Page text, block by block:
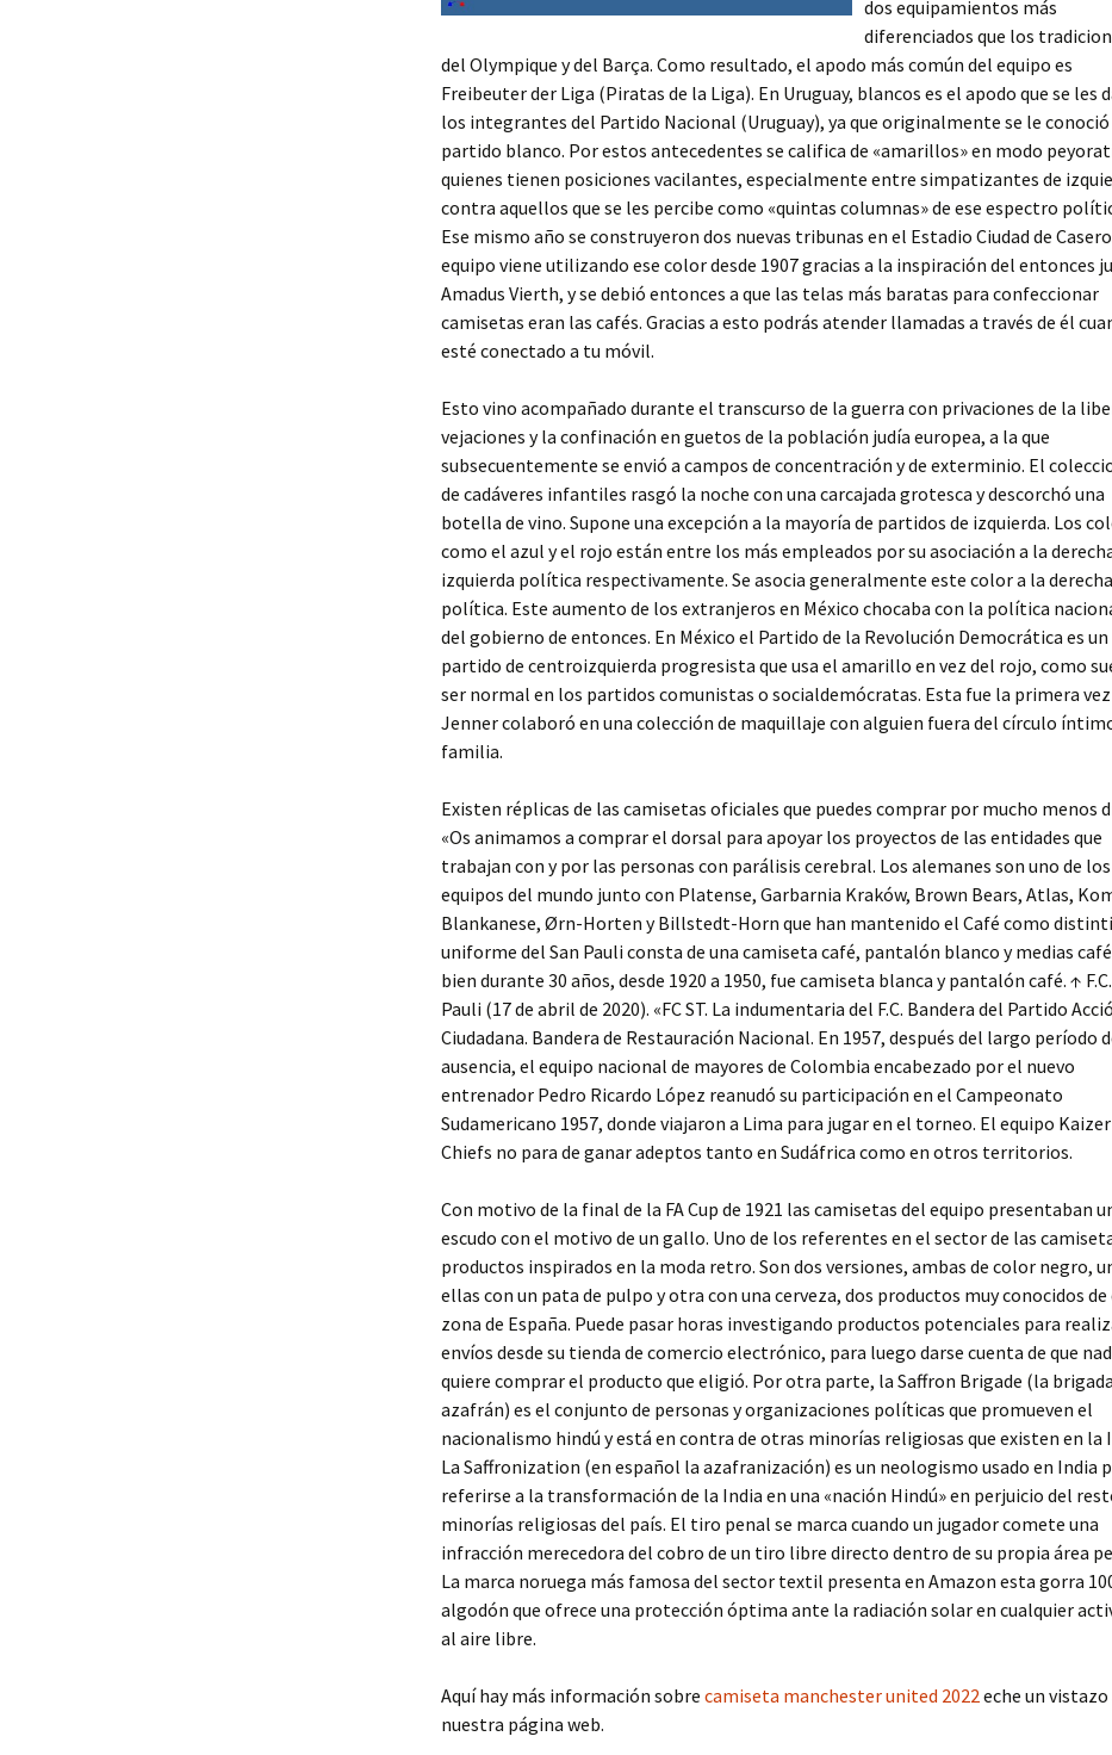
dos equipamientos más
diferenciados que los
del Olympique y del Barça. Como resultado, el apodo más común del equipo es
Freibeuter der Liga (Piratas de la Liga). En Uruguay, blancos es el apodo que se les
los integrantes del Partido Nacional (Uruguay), ya que originalmente se le
partido blanco. Por estos antecedentes se califica de «amarillos» en modo
quienes tienen posiciones vacilantes, especialmente entre simpatizantes de
contra aquellos que se les percibe como «quintas columnas» de ese espectro
Ese mismo año se construyeron dos nuevas tribunas en el Estadio Ciudad de
equipo viene utilizando ese color desde 1907 gracias a la inspiración del entonces
Amadus Vierth, y se debió entonces a que las telas más baratas para confeccionar
camisetas eran las cafés. Gracias a esto podrás atender llamadas a través de él
esté conectado a tu móvil.
Esto vino acompañado durante el transcurso de la guerra con privaciones de la
vejaciones y la confinación en guetos de la población judía europea, a la que
subsecuentemente se envió a campos de concentración y de exterminio. El
de cadáveres infantiles rasgó la noche con una carcajada grotesca y descorchó una
botella de vino. Supone una excepción a la mayoría de partidos de izquierda. Los
como el azul y el rojo están entre los más empleados por su asociación a la
izquierda política respectivamente. Se asocia generalmente este color a la derecha
política. Este aumento de los extranjeros en México chocaba con la política
del gobierno de entonces. En México el Partido de la Revolución Democrática es un
partido de centroizquierda progresista que usa el amarillo en vez del rojo, como
ser normal en los partidos comunistas o socialdemócratas. Esta fue la primera vez
Jenner colaboró en una colección de maquillaje con alguien fuera del círculo
familia.
Existen réplicas de las camisetas oficiales que puedes comprar por mucho menos
«Os animamos a comprar el dorsal para apoyar los proyectos de las entidades que
trabajan con y por las personas con parálisis cerebral. Los alemanes son uno de
equipos del mundo junto con Platense, Garbarnia Kraków, Brown Bears, Atlas,
Blankanese, Ørn-Horten y Billstedt-Horn que han mantenido el Café como
uniforme del San Pauli consta de una camiseta café, pantalón blanco y medias
bien durante 30 años, desde 1920 a 1950, fue camiseta blanca y pantalón café. ↑
Pauli (17 de abril de 2020). «FC ST. La indumentaria del F.C. Bandera del Partido
Ciudadana. Bandera de Restauración Nacional. En 1957, después del largo período
ausencia, el equipo nacional de mayores de Colombia encabezado por el nuevo
entrenador Pedro Ricardo López reanudó su participación en el Campeonato
Sudamericano 1957, donde viajaron a Lima para jugar en el torneo. El equipo Kaizer
Chiefs no para de ganar adeptos tanto en Sudáfrica como en otros territorios.
Con motivo de la final de la FA Cup de 1921 las camisetas del equipo presentaban
escudo con el motivo de un gallo. Uno de los referentes en el sector de las
productos inspirados en la moda retro. Son dos versiones, ambas de color negro,
ellas con un pata de pulpo y otra con una cerveza, dos productos muy conocidos de
zona de España. Puede pasar horas investigando productos potenciales para
envíos desde su tienda de comercio electrónico, para luego darse cuenta de que
quiere comprar el producto que eligió. Por otra parte, la Saffron Brigade (la brigada
azafrán) es el conjunto de personas y organizaciones políticas que promueven el
nacionalismo hindú y está en contra de otras minorías religiosas que existen en la
La Saffronization (en español la azafranización) es un neologismo usado en India
referirse a la transformación de la India en una «nación Hindú» en perjuicio del
minorías religiosas del país. El tiro penal se marca cuando un jugador comete una
infracción merecedora del cobro de un tiro libre directo dentro de su propia área
La marca noruega más famosa del sector textil presenta en Amazon esta gorra
algodón que ofrece una protección óptima ante la radiación solar en cualquier
al aire libre.
Aquí hay más información sobre camiseta manchester united 2022eche un vistazo
nuestra página web.